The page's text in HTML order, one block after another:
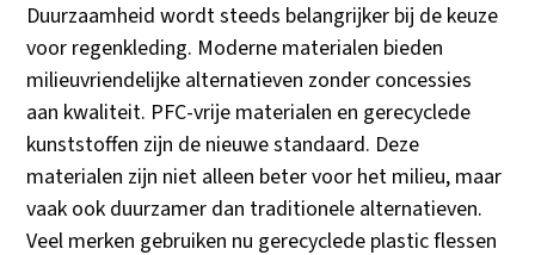
Duurzaamheid wordt steeds belangrijker bij de keuze
voor regenkleding. Moderne materialen bieden
milieuvriendelijke alternatieven zonder concessies
aan kwaliteit. PFC-vrije materialen en gerecyclede
kunststoffen zijn de nieuwe standaard. Deze
materialen zijn niet alleen beter voor het milieu, maar
vaak ook duurzamer dan traditionele alternatieven.
Veel merken gebruiken nu gerecyclede plastic flessen